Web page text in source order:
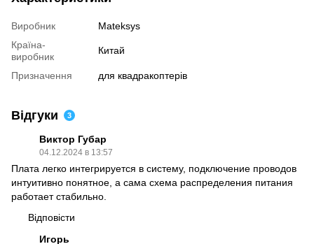
Виробник
Mateksys
Країна-
виробник
Китай
Призначення для квадракоптерів
Відгуки 3
Виктор Губар
04.12.2024 в 13:57
Плата легко интегрируется в систему, подключение проводов
интуитивно понятное, а сама схема распределения питания
работает стабильно.
Відповісти
Игорь